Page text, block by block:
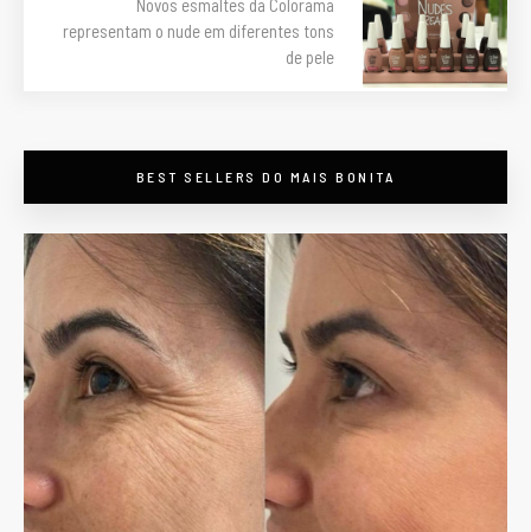
Novos esmaltes da Colorama
representam o nude em diferentes tons
de pele
BEST SELLERS DO MAIS BONITA